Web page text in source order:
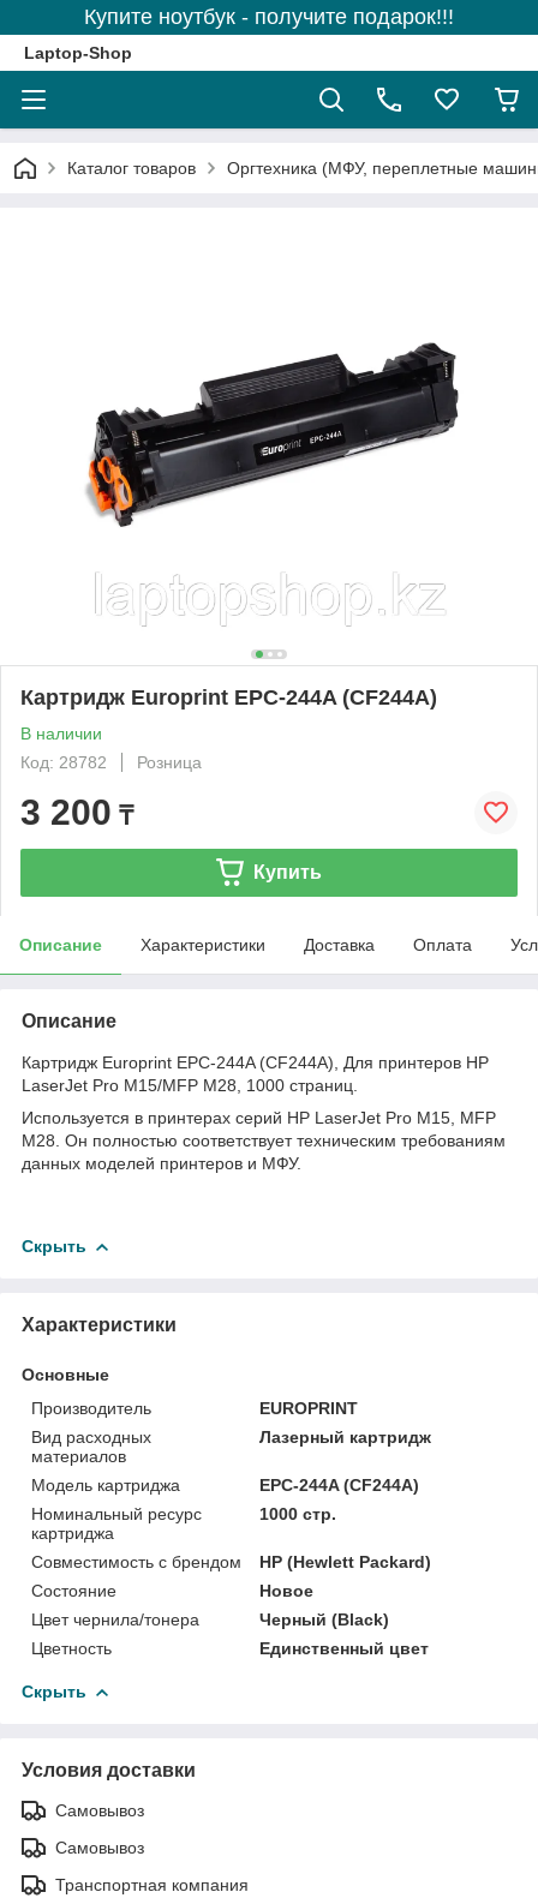
Купите ноутбук - получите подарок!!!
Laptop-Shop
Каталог товаров Оргтехника (МФУ, переплетные
Картридж Europrint EPC-244A (CF244A)
В наличии
Код: 28782
Розница
3 200 ₸
Купить
Описание Характеристики Доставка Оплата
Описание
Картридж Europrint EPC-244A (CF244A), Для принтеров HP
LaserJet Pro M15/MFP M28, 1000 страниц.
Используется в принтерах серий HP LaserJet Pro M15, MFP
M28. Он полностью соответствует техническим требованиям
данных моделей принтеров и МФУ.
Скрыть
Характеристики
Основные
Производитель
EUROPRINT
Вид расходных
материалов
Лазерный картридж
Модель картриджа
EPC-244A (CF244A)
Номинальный ресурс
картриджа
1000 стр.
Совместимость с брендом
HP (Hewlett Packard)
Состояние
Новое
Цвет чернила/тонера
Черный (Black)
Цветность
Единственный цвет
Скрыть
Условия доставки
Самовывоз
Самовывоз
Транспортная компания